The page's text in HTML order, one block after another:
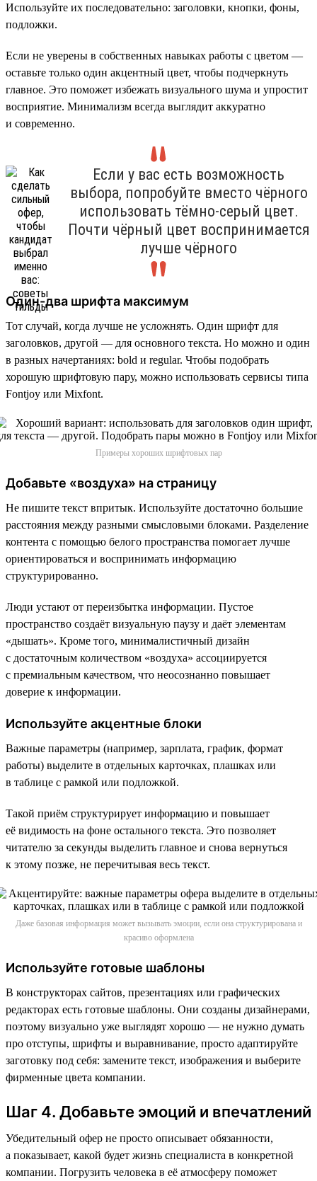
Используйте их последовательно: заголовки, кнопки, фоны,
подложки.
Если не уверены в собственных навыках работы с цветом —
оставьте только один акцентный цвет, чтобы подчеркнуть
главное. Это поможет избежать визуального шума и упростит
восприятие. Минимализм всегда выглядит аккуратно
и современно.
Если у вас есть возможность
выбора, попробуйте вместо чёрного
использовать тёмно-серый цвет.
Почти чёрный цвет воспринимается
лучше чёрного
Один-два шрифта максимум
Тот случай, когда лучше не усложнять. Один шрифт для
заголовков, другой — для основного текста. Но можно и один
в разных начертаниях: bold и regular. Чтобы подобрать
хорошую шрифтовую пару, можно использовать сервисы типа
Fontjoy или Mixfont.
Примеры хороших шрифтовых пар
Добавьте «воздуха» на страницу
Не пишите текст впритык. Используйте достаточно большие
расстояния между разными смысловыми блоками. Разделение
контента с помощью белого пространства помогает лучше
ориентироваться и воспринимать информацию
структурированно.
Люди устают от переизбытка информации. Пустое
пространство создаёт визуальную паузу и даёт элементам
«дышать». Кроме того, минималистичный дизайн
с достаточным количеством «воздуха» ассоциируется
с премиальным качеством, что неосознанно повышает
доверие к информации.
Используйте акцентные блоки
Важные параметры (например, зарплата, график, формат
работы) выделите в отдельных карточках, плашках или
в таблице с рамкой или подложкой.
Такой приём структурирует информацию и повышает
её видимость на фоне остального текста. Это позволяет
читателю за секунды выделить главное и снова вернуться
к этому позже, не перечитывая весь текст.
Даже базовая информация может вызывать эмоции, если она структурирована и
красиво оформлена
Используйте готовые шаблоны
В конструкторах сайтов, презентациях или графических
редакторах есть готовые шаблоны. Они созданы дизайнерами,
поэтому визуально уже выглядят хорошо — не нужно думать
про отступы, шрифты и выравнивание, просто адаптируйте
заготовку под себя: замените текст, изображения и выберите
фирменные цвета компании.
Шаг 4. Добавьте эмоций и впечатлений
Убедительный офер не просто описывает обязанности,
а показывает, какой будет жизнь специалиста в конкретной
компании. Погрузить человека в её атмосферу поможет